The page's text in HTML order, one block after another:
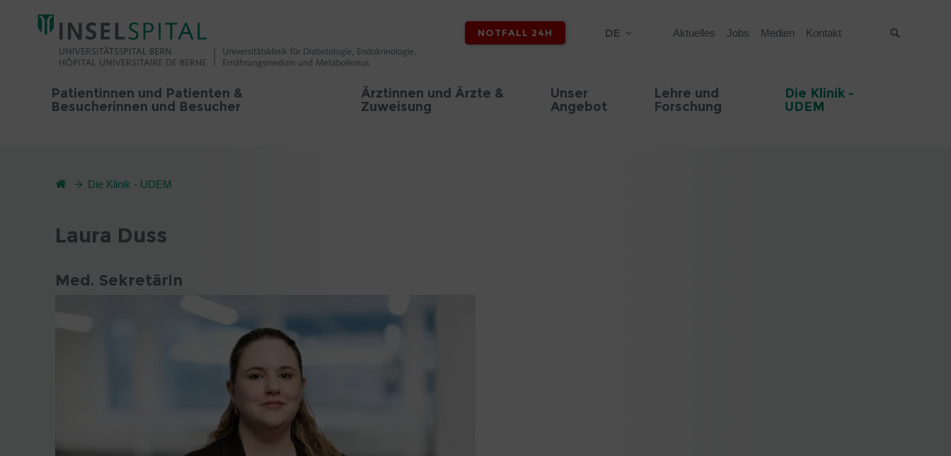
NOTFALL 24H DE Aktuelles Jobs Medien Kontakt
Patientinnen und Patienten &
Besucherinnen und Besucher
Ärztinnen und Ärzte &
Zuweisung
Unser
Angebot
Lehre und
Forschung
Die Klinik -
UDEM
Die Klinik - UDEM
Laura Duss
Med. Sekretärin